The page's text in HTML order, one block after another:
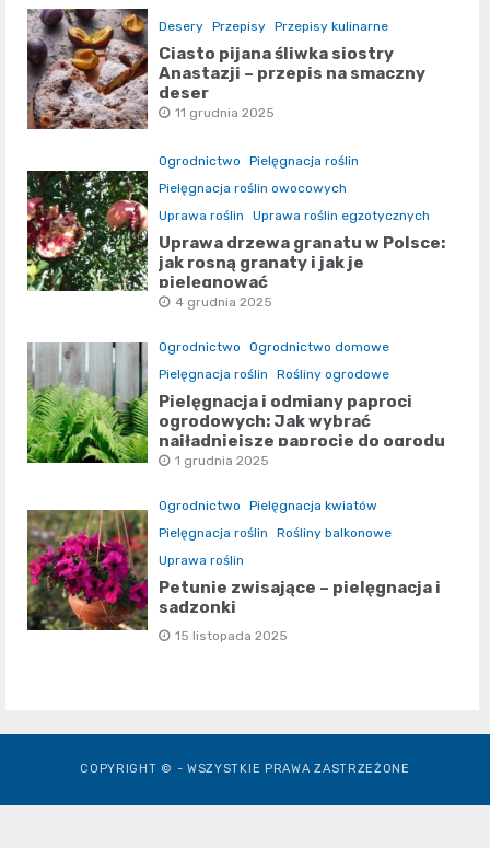
Desery Przepisy Przepisy kulinarne
Ciasto pijana śliwka siostry
Anastazji – przepis na smaczny
deser
11 grudnia 2025
Ogrodnictwo
Pielęgnacja roślin
Pielęgnacja roślin owocowych
Uprawa roślin
Uprawa roślin egzotycznych
Uprawa drzewa granatu w Polsce:
jak rosną granaty i jak je
pielęgnować
4 grudnia 2025
Ogrodnictwo
Ogrodnictwo domowe
Pielęgnacja roślin
Rośliny ogrodowe
Pielęgnacja i odmiany paproci
ogrodowych: Jak wybrać
najładniejsze paprocie do ogrodu
1 grudnia 2025
Ogrodnictwo
Pielęgnacja kwiatów
Pielęgnacja roślin
Rośliny balkonowe
Uprawa roślin
Petunie zwisające – pielęgnacja i
sadzonki
15 listopada 2025
COPYRIGHT © - WSZYSTKIE PRAWA ZASTRZEŻONE